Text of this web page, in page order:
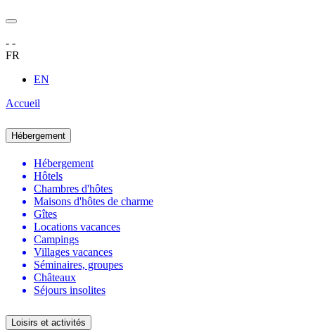
- -
FR
EN
Accueil
Hébergement
Hébergement
Hôtels
Chambres d'hôtes
Maisons d'hôtes de charme
Gîtes
Locations vacances
Campings
Villages vacances
Séminaires, groupes
Châteaux
Séjours insolites
Loisirs et activités